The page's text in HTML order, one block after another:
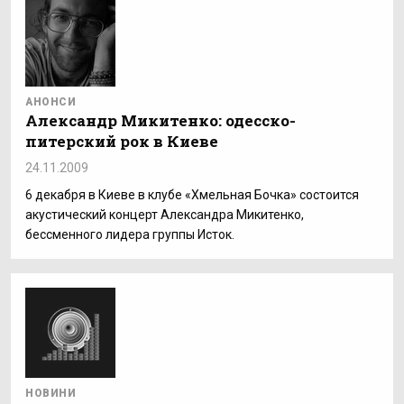
АНОНСИ
Александр Микитенко: одесско-
питерский рок в Киеве
24.11.2009
6 декабря в Киеве в клубе «Хмельная Бочка» состоится
акустический концерт Александра Микитенко,
бессменного лидера группы Исток.
НОВИНИ